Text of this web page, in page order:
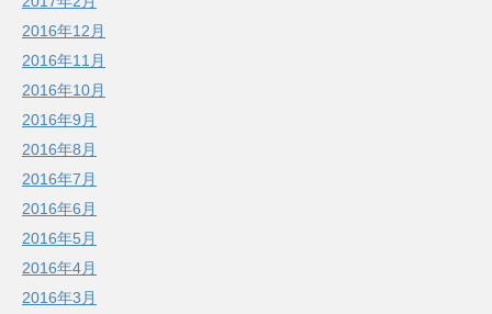
2016年12月
2016年11月
2016年10月
2016年9月
2016年8月
2016年7月
2016年6月
2016年5月
2016年4月
2016年3月